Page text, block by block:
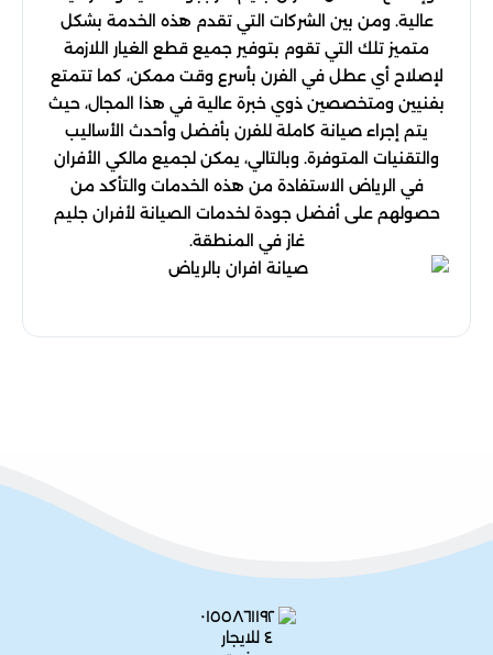
عالية. ومن بين الشركات التي تقدم هذه الخدمة بشكل
متميز تلك التي تقوم بتوفير جميع قطع الغيار اللازمة
لإصلاح أي عطل في الفرن بأسرع وقت ممكن، كما تتمتع
بفنيين ومتخصصين ذوي خبرة عالية في هذا المجال، حيث
يتم إجراء صيانة كاملة للفرن بأفضل وأحدث الأساليب
والتقنيات المتوفرة. وبالتالي، يمكن لجميع مالكي الأفران
في الرياض الاستفادة من هذه الخدمات والتأكد من
حصولهم على أفضل جودة لخدمات الصيانة لأفران جليم
غاز في المنطقة.